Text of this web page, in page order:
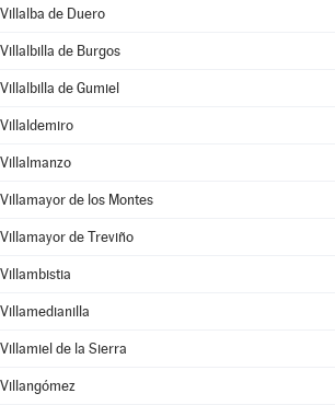
Villalba de Duero
Villalbilla de Burgos
Villalbilla de Gumiel
Villaldemiro
Villalmanzo
Villamayor de los Montes
Villamayor de Treviño
Villambistia
Villamedianilla
Villamiel de la Sierra
Villangómez